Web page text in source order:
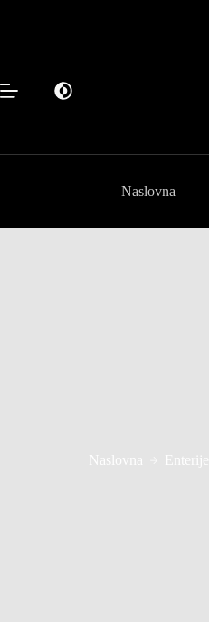
Naslovna
Naslovna Enterijer